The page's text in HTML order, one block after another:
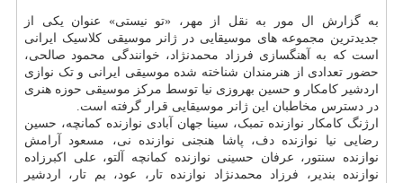
به گزارش ال مور به نقل از مهر، «تو نیستی» عنوان یکی از
جدیدترین مجموعه های موسیقایی در ژانر موسیقی کلاسیک ایرانی
است که به آهنگسازی فرزاد محمدنژاد، خوانندگی محمود صالحی،
حضور تعدادی از هنرمندان شناخته شده موسیقی ایرانی و تک نوازی
اردشیر کامکار و حسین بهروزی نیا توسط مرکز موسیقی حوزه هنری
در دسترس مخاطبان این ژانر موسیقایی قرار گرفته است.
ارژنگ کامکار نوازنده تمبک، سینا جهان آبادی نوازنده کمانچه، حسین
رضایی نیا نوازنده دف، پاشا هنجنی نوازنده نی، مسعود آرامش
نوازنده سنتور، عرفان حسینی نوازنده کمانچه آلتو، علی اکبرزاده
نوازنده بندیر، فرزاد محمدنژاد نوازنده تار، عود، بم تار، اردشیر